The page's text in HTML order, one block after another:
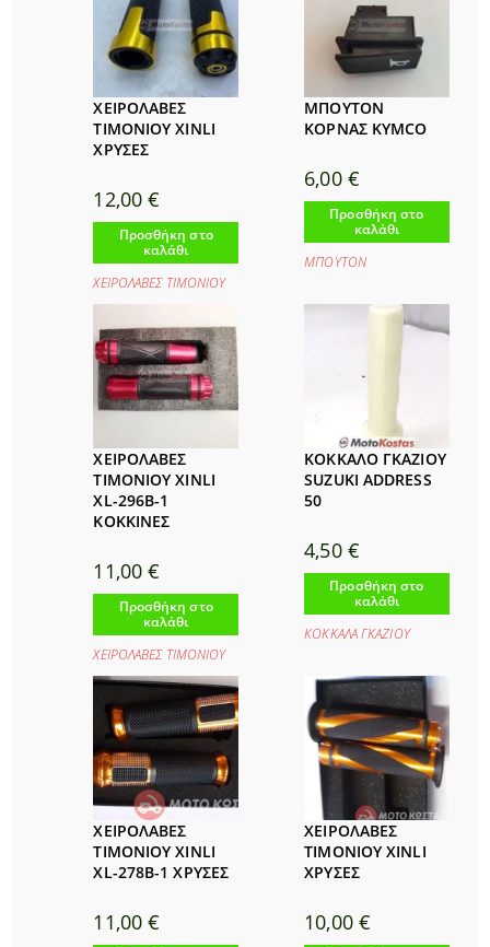
ΧΕΙΡΟΛΑΒΕΣ
ΤΙΜΟΝΙΟΥ XINLI
ΧΡΥΣΕΣ
12,00€
Προσθήκη στο
καλάθι
ΧΕΙΡΟΛΑΒΕΣ ΤΙΜΟΝΙΟΥ
ΜΠΟΥΤΟΝ
ΚΟΡΝΑΣ KYMCO
6,00 €
Προσθήκη στο
καλάθι
ΜΠΟΥΤΟΝ
ΧΕΙΡΟΛΑΒΕΣ
ΤΙΜΟΝΙΟΥ XINLI
XL-296B-1
ΚΟΚΚΙΝΕΣ
11,00€
Προσθήκη στο
καλάθι
ΧΕΙΡΟΛΑΒΕΣ ΤΙΜΟΝΙΟΥ
ΚΟΚΚΑΛΟ ΓΚΑΖΙΟΥ
SUZUKI ADDRESS
50
4,50 €
Προσθήκη στο
καλάθι
ΚΟΚΚΑΛΑ ΓΚΑΖΙΟΥ
ΧΕΙΡΟΛΑΒΕΣ
ΤΙΜΟΝΙΟΥ XINLI
XL-278B-1 ΧΡΥΣΕΣ
11,00€
ΧΕΙΡΟΛΑΒΕΣ
ΤΙΜΟΝΙΟΥ XINLI
ΧΡΥΣΕΣ
10,00 €